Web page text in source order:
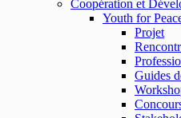
Coopération et
Youth for
Projet
Guides